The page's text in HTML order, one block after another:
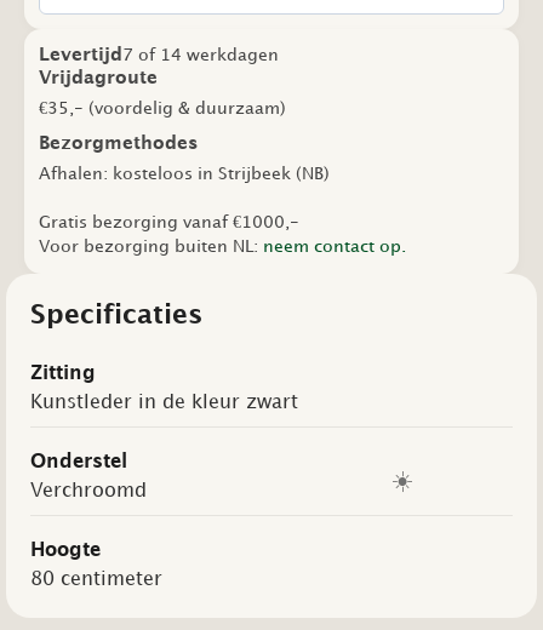
Levertijd 7 of 14 werkdagen
Vrijdagroute
€35,- (voordelig & duurzaam)
Bezorgmethodes
Afhalen: kosteloos in Strijbeek (NB)
Gratis bezorging vanaf €1000,-
Voor bezorging buiten NL: neem contact op.
Specificaties
Zitting
Kunstleder in de kleur zwart
Onderstel
Verchroomd
Hoogte
80 centimeter
☀️